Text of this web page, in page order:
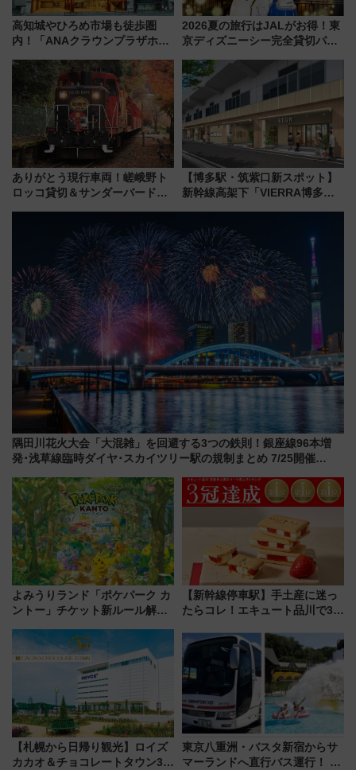
高知城やひろめ市場も徒歩圏
内！「ANAクラウンプラザホテ
2026夏の旅行はJALがお得！東
京ディズニーシー完全貸切パー
ーン始まる 条件は「夏の国内
線に2回搭乗」
ありがとう現行車両！嵯峨野ト
ロッコ貸切＆サンダーバードレ
斉藤雪乃＆福原トシヒロと行
く！9月13日「京都の鉄道満喫
ツアー」開催
【博多駅・筑紫口新スポット】
新幹線高架下「VIERRA博多テ
通り」も一新
隅田川花火大会「大混雑」を回避する3つの鉄則！銀座線96本増
発･浅草線臨時ダイヤ･スカイツリー駅の規制まとめ 7/25開催
よみうりランド「ポケパーク カ
ントー」チケット新ルール解
本人確認が11月スタート
【新幹線停車駅】手土産に迷っ
たらコレ！エキュート品川で3年
産スイーツとは？
【札幌から日帰り観光】ロイズ
カカオ＆チョコレートタウン3周
東京八重洲・バスタ新宿からサ
マーランドへ直行バス運行！ お